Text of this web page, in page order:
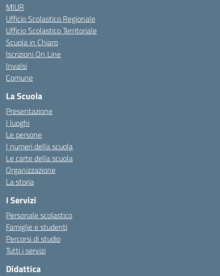
MIUR
Ufficio Scolastico Regionale
Ufficio Scolastico Territoriale
Scuola in Chiaro
Iscrizioni On Line
Invalsi
Comune
La Scuola
Presentazione
I luoghi
Le persone
I numeri della scuola
Le carte della scuola
Organizzazione
La storia
I Servizi
Personale scolastico
Famiglie e studenti
Percorsi di studio
Tutti i servizi
Didattica